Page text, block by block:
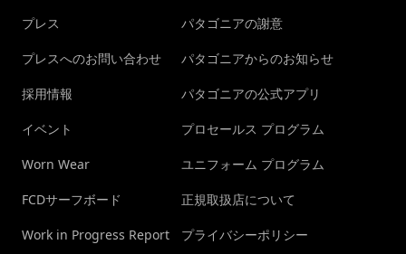
プレス
プレスへのお問い合わせ
採用情報
イベント
Worn Wear
FCDサーフボード
Work in Progress Report
パタゴニアの謝意
パタゴニアからのお知らせ
パタゴニアの公式アプリ
プロセールス プログラム
ユニフォーム プログラム
正規取扱店について
プライバシーポリシー